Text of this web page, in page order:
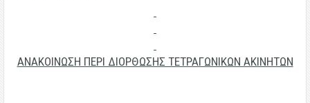
ΑΝΑΚΟΙΝΩΣΗ ΠΕΡΙ ΔΙΟΡΘΩΣΗΣ ΤΕΤΡΑΓΩΝΙΚΩΝ ΑΚΙΝΗΤΩΝ